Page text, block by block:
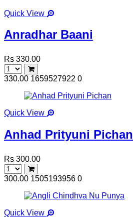
Quick View
Anradhar Baani
Rs 330.00
330.00 1659527922 0
Quick View
Anhad Prityuni Pichan
Rs 300.00
300.00 1505193956 0
Quick View